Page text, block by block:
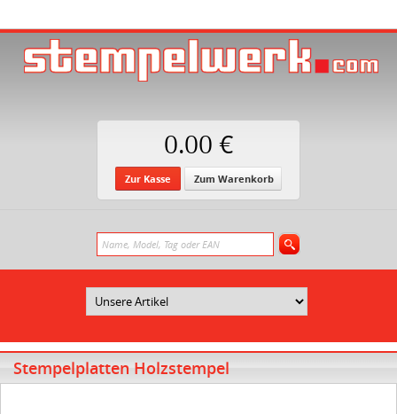
0.00 €
Zur Kasse Zum Warenkorb
Stempelplatten Holzstempel